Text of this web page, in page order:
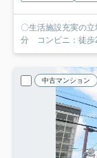
〇生活施設充実の
分 コンビニ：徒
中古マンション